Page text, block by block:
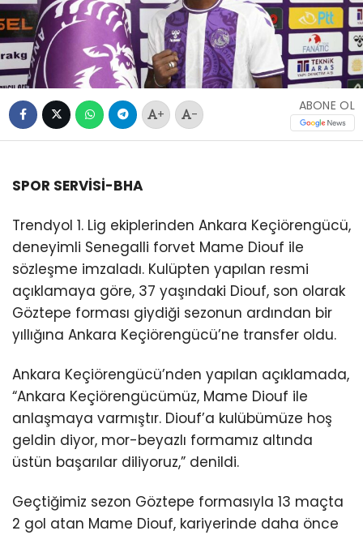
+ -
ABONE OL
SPOR SERVİSİ-BHA
Trendyol 1. Lig ekiplerinden Ankara Keçiörengücü,
deneyimli Senegalli forvet Mame Diouf ile
sözleşme imzaladı. Kulüpten yapılan resmi
açıklamaya göre, 37 yaşındaki Diouf, son olarak
Göztepe forması giydiği sezonun ardından bir
yıllığına Ankara Keçiörengücü’ne transfer oldu.
Ankara Keçiörengücü’nden yapılan açıklamada,
“Ankara Keçiörengücümüz, Mame Diouf ile
anlaşmaya varmıştır. Diouf’a kulübümüze hoş
geldin diyor, mor-beyazlı formamız altında
üstün başarılar diliyoruz,” denildi.
Geçtiğimiz sezon Göztepe formasıyla 13 maçta
2 gol atan Mame Diouf, kariyerinde daha önce